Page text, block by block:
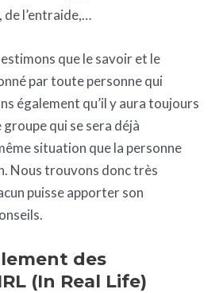
l’entraide,…
que le savoir et le
par toute personne qui
également qu’il y aura toujours
qui se sera déjà
situation que la personne
Nous trouvons donc très
puisse apporter son
des
(In Real Life)